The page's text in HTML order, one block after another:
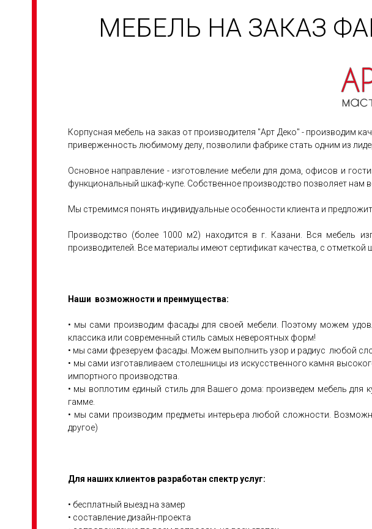
МЕБЕЛЬ НА ЗАКАЗ
Корпусная мебель на заказ от производителя "Арт Деко" - производим
приверженность любимому делу, позволили фабрике стать одним из
Основное направление - изготовление мебели для дома, офисов и
функциональный шкаф-купе. Собственное производство позволяет нам
Мы стремимся понять индивидуальные особенности клиента и
Производство (более 1000 м2) находится в г. Казани. Вся мебель
производителей. Все материалы имеют сертификат качества, с отметкой
Наши возможности и преимущества:
• мы сами производим фасады для своей мебели. Поэтому можем
классика или современный стиль самых невероятных форм!
• мы сами фрезеруем фасады. Можем выполнить узор и радиус любой
• мы сами изготавливаем столешницы из искусственного камня
импортного производства.
• мы воплотим единый стиль для Вашего дома: произведем мебель для
гамме.
• мы сами производим предметы интерьера любой сложности.
другое)
Для наших клиентов разработан спектр услуг:
• бесплатный выезд на замер
• составление дизайн-проекта